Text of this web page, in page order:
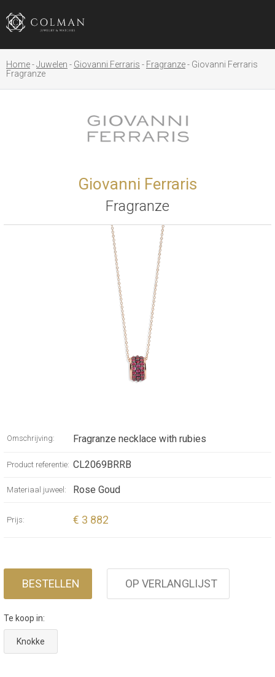
Home Juwelen Giovanni Ferraris Fragranze
Giovanni Ferraris
Fragranze
Giovanni Ferraris
Fragranze
Omschrijving: Fragranze necklace with rubies
Product referentie: CL2069BRRB
Materiaal juweel: Rose Goud
Prijs: € 3 882
BESTELLEN OP VERLANGLIJST
Te koop in:
Knokke